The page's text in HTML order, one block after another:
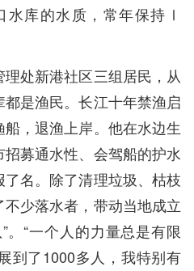
水库的水质，常年保持Ⅰ
处新港社区三组居民，从
是渔民。长江十年禁渔启
，退渔上岸。他在水边生
募通水性、会驾船的护水
名。除了清理垃圾、枯枝
少落水者，带动当地成立
。“一个人的力量总是有限
到了1000多人，我特别有